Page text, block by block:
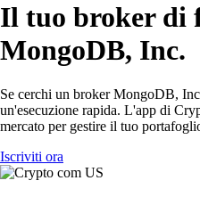
Il tuo broker di
MongoDB, Inc.
Se cerchi un broker MongoDB,
un'esecuzione rapida. L'app di
mercato per gestire il tuo
Iscriviti ora